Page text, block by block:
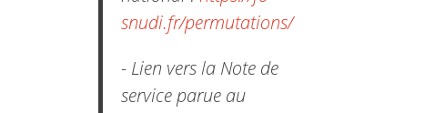
snudi.fr/permutations/
- Lien vers la Note de
service parue au